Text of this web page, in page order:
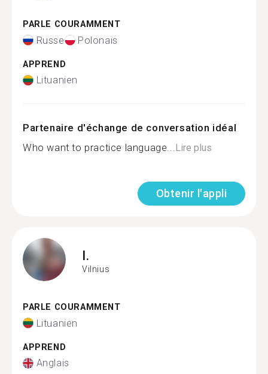
PARLE COURAMMENT
Russe Polonais
APPREND
Lituanien
Partenaire d'échange de conversation idéal
Who want to practice language...Lire plus
Obtenir l'appli
I.
Vilnius
PARLE COURAMMENT
Lituanien
APPREND
Anglais